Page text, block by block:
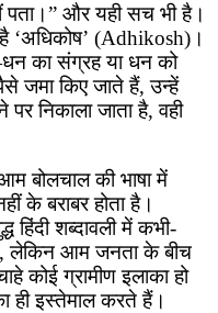
पता।” और यही सच भी है।
‘अधिकोष’ (Adhikosh)।
का संग्रह या धन को
जमा किए जाते हैं, उन्हें
निकाला जाता है, वही
बोलचाल की भाषा में
के बराबर होता है।
हिंदी शब्दावली में कभी-
लेकिन आम जनता के बीच
कोई ग्रामीण इलाका हो
ही इस्तेमाल करते हैं।